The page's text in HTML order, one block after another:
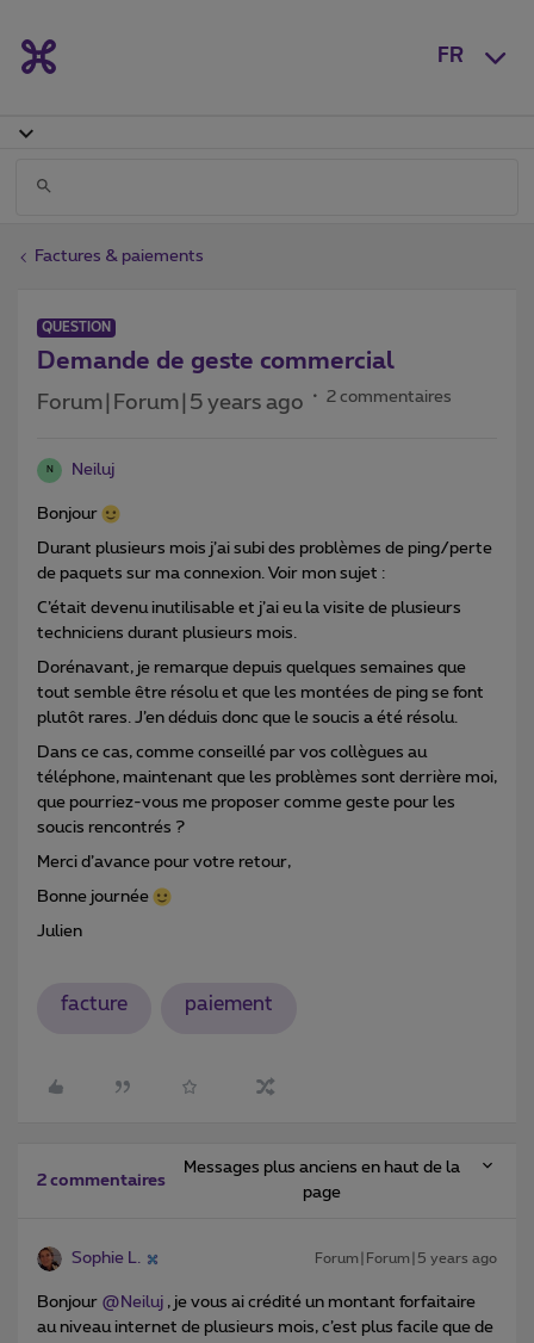
FR
Factures & paiements
QUESTION
Demande de geste commercial
Forum|Forum|5 years ago 2 commentaires
N Neiluj
Bonjour
Durant plusieurs mois j’ai subi des problèmes de ping/perte
de paquets sur ma connexion. Voir mon sujet :
C’était devenu inutilisable et j’ai eu la visite de plusieurs
techniciens durant plusieurs mois.
Dorénavant, je remarque depuis quelques semaines que
tout semble être résolu et que les montées de ping se font
plutôt rares. J’en déduis donc que le soucis a été résolu.
Dans ce cas, comme conseillé par vos collègues au
téléphone, maintenant que les problèmes sont derrière moi,
que pourriez-vous me proposer comme geste pour les
soucis rencontrés ?
Merci d’avance pour votre retour,
Bonne journée
Julien
facture paiement
2 commentaires
Messages plus anciens en haut de la
page
Sophie L. Forum|Forum|5 years ago
Bonjour @Neiluj , je vous ai crédité un montant forfaitaire
au niveau internet de plusieurs mois, c’est plus facile que de